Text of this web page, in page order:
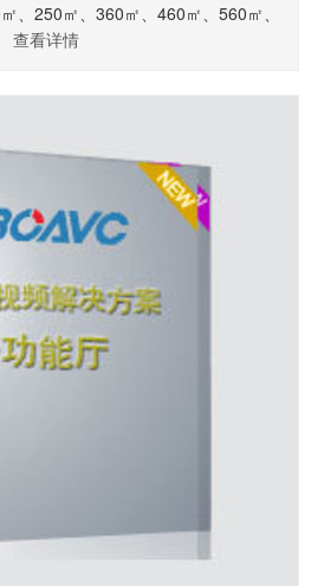
、250㎡、360㎡、460㎡、560㎡、
660㎡.........
查看详情